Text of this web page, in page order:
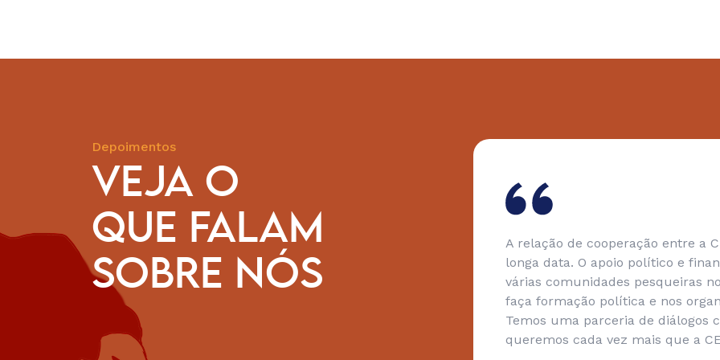
Depoimentos
VEJA O
QUE FALAM
SOBRE NÓS
agradecer pela parceria, pelo seu histórico de luta com os
Durante todo o tempo que fui coordenadora executiva
e representante da COIAB e da Amazônia brasileira, nós tivemos
da CESE para realizar nossas manifestações, nosso
Terra Livre, para as assembleias locais e regionais. Tudo
muito importante para fortalecer o nosso protagonismo e
A relação de cooperação entre a
longa data. O apoio político e
várias comunidades pesqueiras
faça formação política e nos
Temos uma parceria de diálogos
queremos cada vez mais que a